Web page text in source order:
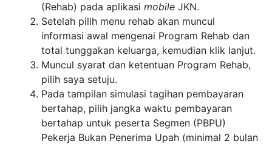
(Rehab) pada aplikasi mobile JKN.
Setelah pilih menu rehab akan muncul
informasi awal mengenai Program Rehab dan
total tunggakan keluarga, kemudian klik lanjut.
Muncul syarat dan ketentuan Program Rehab,
pilih saya setuju.
Pada tampilan simulasi tagihan pembayaran
bertahap, pilih jangka waktu pembayaran
bertahap untuk peserta Segmen (PBPU)
Pekerja Bukan Penerima Upah (minimal 2 bulan